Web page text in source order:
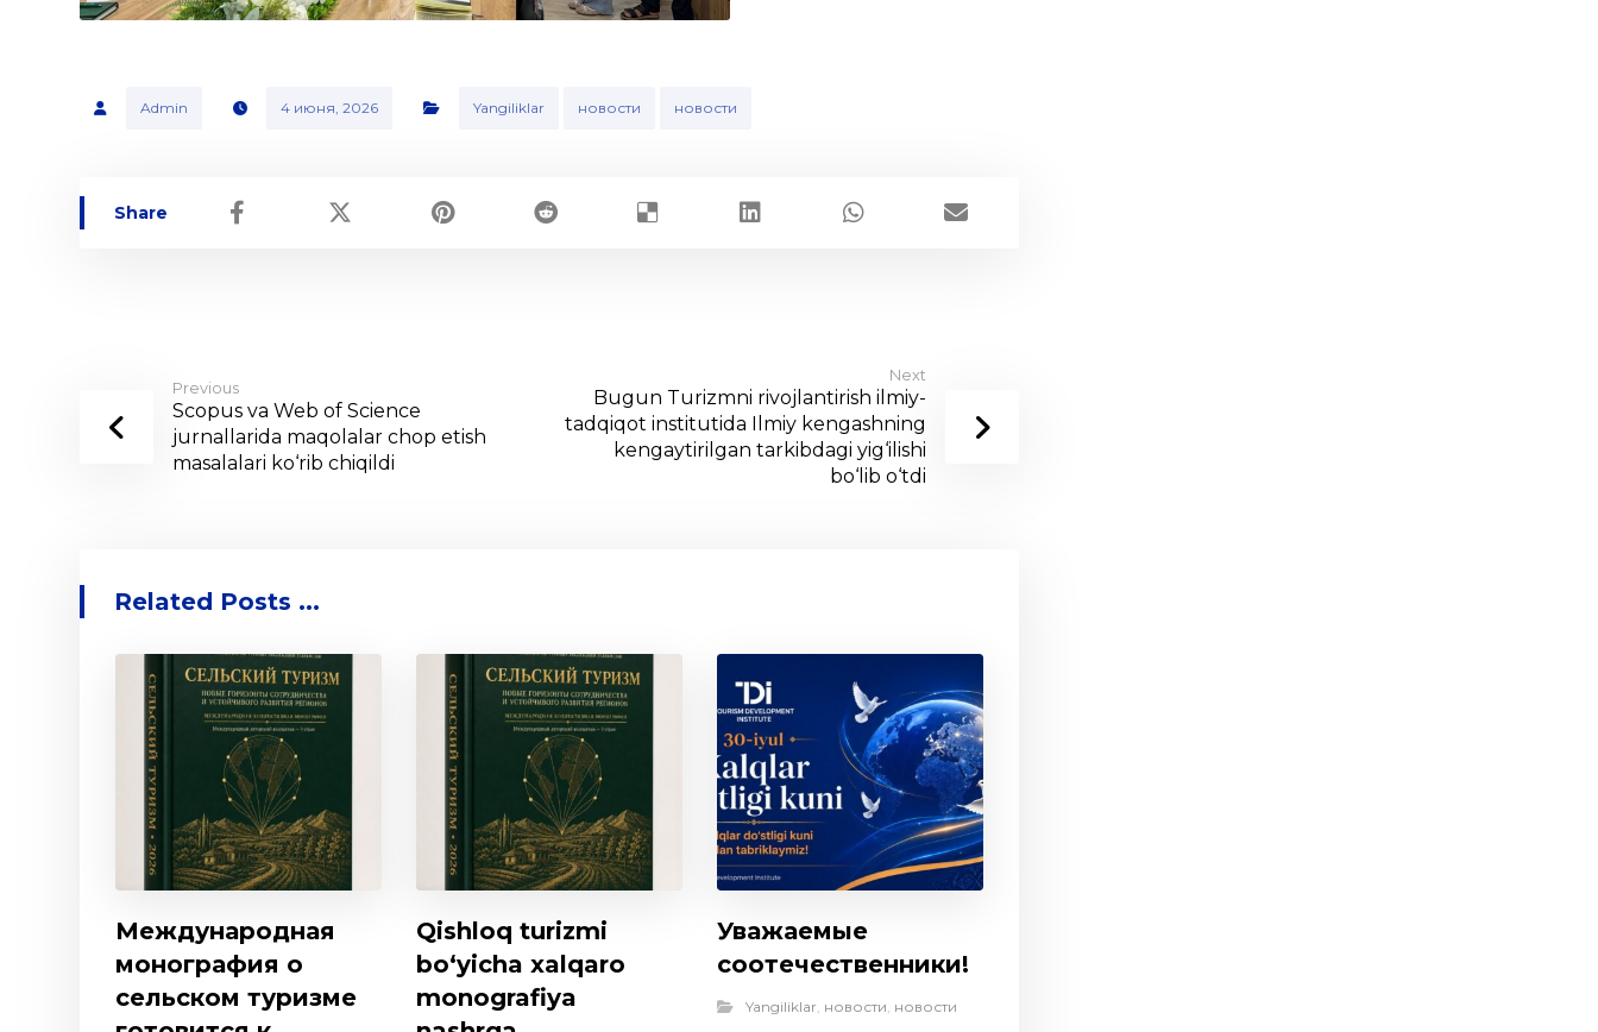
Admin 4 июня, 2026 Yangiliklar новости новости
Previous
Scopus va Web of Science
jurnallarida maqolalar chop etish
masalalari ko‘rib chiqildi
Next
Bugun Turizmni rivojlantirish ilmiy-
tadqiqot institutida Ilmiy kengashning
kengaytirilgan tarkibdagi yig‘ilishi
bo‘lib o‘tdi
Related Posts ...
Международная
монография о
сельском туризме
Qishloq turizmi
bo‘yicha xalqaro
monografiya
Уважаемые
соотечественники!
Yangiliklar новости новости